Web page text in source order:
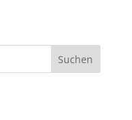
Suchen